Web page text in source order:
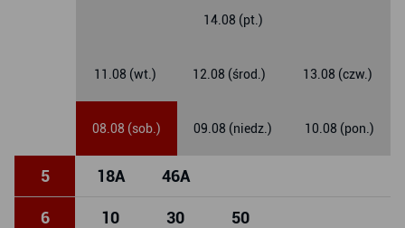
08.08 (sob.) 09.08 (niedz.) 10.08 (pon.)
11.08 (wt.) 12.08 (środ.) 13.08 (czw.)
14.08 (pt.)
5 18A 46A
6 10 30 50